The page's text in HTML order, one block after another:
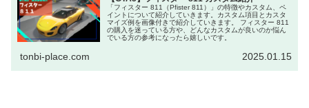
「フィスター 811（Pfister 811）」の特徴やカスタム、ペ
イントについて紹介していきます。カスタム項目とカスタ
マイズ例を画像付きで紹介していきます。 フィスター 811
の購入を迷っている方や、どんなカスタムが良いのか悩ん
でいる方の参考になったら嬉しいです。
tonbi-place.com 2025.01.15